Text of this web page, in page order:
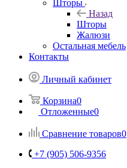
Шторы
Назад
Шторы
Жалюзи
Остальная мебель
Контакты
Личный кабинет
Корзина0
Отложенные0
Сравнение товаров0
+7 (905) 506-9356